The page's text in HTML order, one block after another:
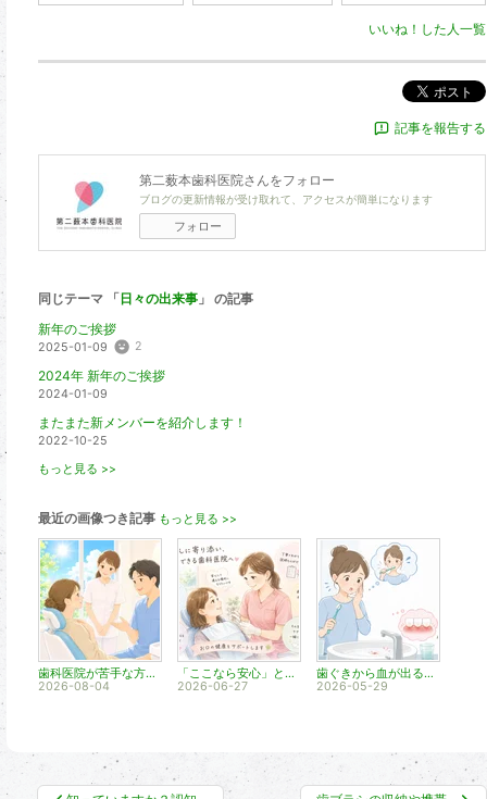
いいね！した人一覧
ポスト
記事を報告する
第二薮本歯科医院さんをフォロー
ブログの更新情報が受け取れて、アクセスが簡単になります
フォロー
同じテーマ 「日々の出来事 」 の記事
新年のご挨拶
2025-01-09 2
2024年 新年のご挨拶
2024-01-09
またまた新メンバーを紹介します！
2022-10-25
もっと見る >>
最近の画像つき記事 もっと見る >>
歯科医院が苦手な方に、私たちがお伝えしたいこと
2026-08-04
「ここなら安心」と思っていただくために
2026-06-27
歯ぐきから血が出るのは大丈夫？
2026-05-29